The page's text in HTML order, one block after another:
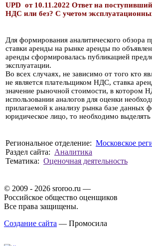
UPD от 10.11.2022 Ответ на
НДС или без? С учетом
Для формирования аналитического
ставки аренды на рынке аренды по
аренды сформировалась публикацией
эксплуатации.
Во всех случаях, не зависимо от того кто
не является плательщиком НДС, ставка
значение рыночной стоимости, в котором
использовании аналогов для оценки
прилагаемой к анализу рынка базе данных
юридическое лицо, то необходимо
Региональное отделение: Московское
Раздел сайта: Аналитика
Тематика: Оценочная деятельность
© 2009 - 2026 sroroo.ru —
Российское общество оценщиков
Все права защищены.
Создание сайта — Промосила